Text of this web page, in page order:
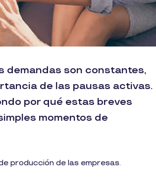
demandas son constantes,
de las pausas activas.
por qué estas breves
momentos de
producción de las empresas.